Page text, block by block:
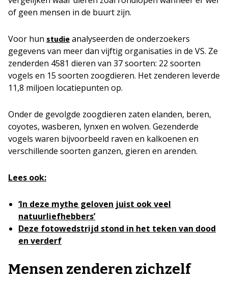
of geen mensen in de buurt zijn.
Voor hun studie analyseerden de onderzoekers
gegevens van meer dan vijftig organisaties in de VS. Ze
zenderden 4581 dieren van 37 soorten: 22 soorten
vogels en 15 soorten zoogdieren. Het zenderen leverde
11,8 miljoen locatiepunten op.
Onder de gevolgde zoogdieren zaten elanden, beren,
coyotes, wasberen, lynxen en wolven. Gezenderde
vogels waren bijvoorbeeld raven en kalkoenen en
verschillende soorten ganzen, gieren en arenden.
Lees ook:
‘In deze mythe geloven juist ook veel
natuurliefhebbers’
Deze fotowedstrijd stond in het teken van dood
en verderf
Mensen zenderen zichzelf